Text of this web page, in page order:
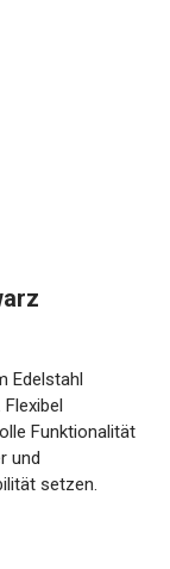
Edelstahl
Funktionalität
und
setzen.